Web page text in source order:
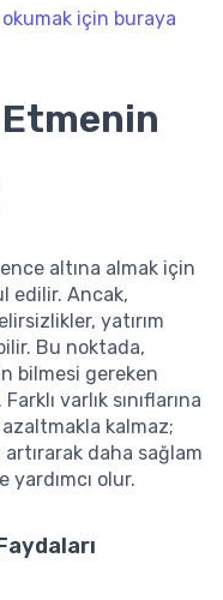
için buraya
altına almak için
edilir. Ancak,
yatırım
Bu noktada,
bilmesi gereken
varlık sınıflarına
azaltmakla kalmaz;
artırarak daha sağlam
olur.